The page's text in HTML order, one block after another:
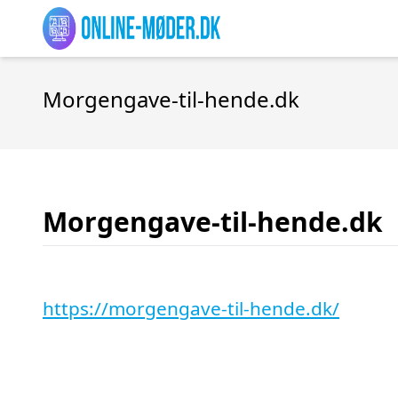
Morgengave-til-hende.dk
Morgengave-til-hende.dk
https://morgengave-til-hende.dk/